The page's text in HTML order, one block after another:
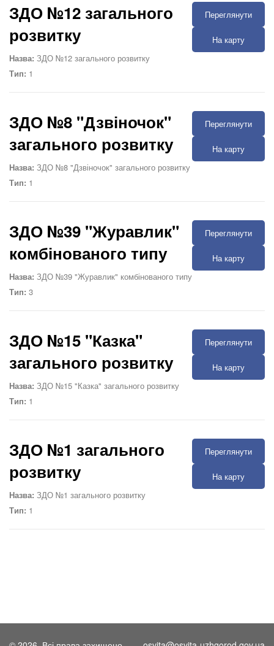
ЗДО №12 загального
розвитку
Назва: ЗДО №12 загального розвитку
Тип: 1
Переглянути
На карту
ЗДО №8 "Дзвіночок"
загального розвитку
Назва: ЗДО №8 "Дзвіночок" загального розвитку
Тип: 1
Переглянути
На карту
ЗДО №39 "Журавлик"
комбінованого типу
Назва: ЗДО №39 "Журавлик" комбінованого типу
Тип: 3
Переглянути
На карту
ЗДО №15 "Казка"
загального розвитку
Назва: ЗДО №15 "Казка" загального розвитку
Тип: 1
Переглянути
На карту
ЗДО №1 загального
розвитку
Назва: ЗДО №1 загального розвитку
Тип: 1
Переглянути
На карту